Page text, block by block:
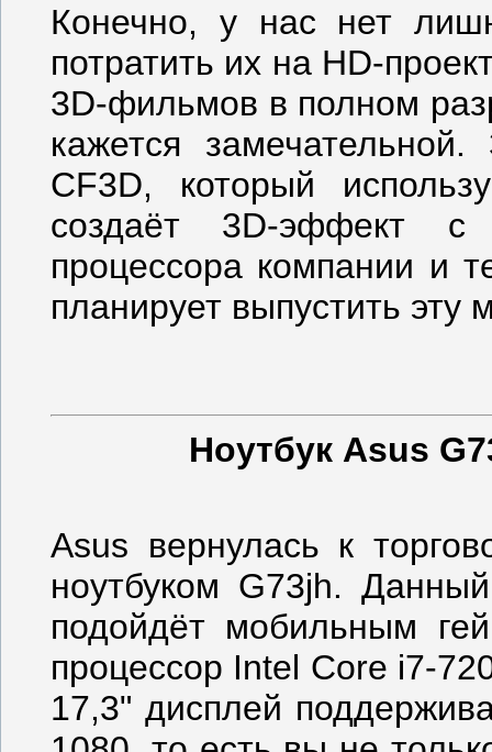
Конечно, у нас нет
потратить их на HD-
3D-фильмов в полном
кажется
CF3D, который
создаёт 3D-эффект с
процессора компании и
планирует выпустить эту
Ноутбук Asus
Asus вернулась к
ноутбуком G73jh.
подойдёт мобильным
процессор Intel Core i7-
17,3" дисплей